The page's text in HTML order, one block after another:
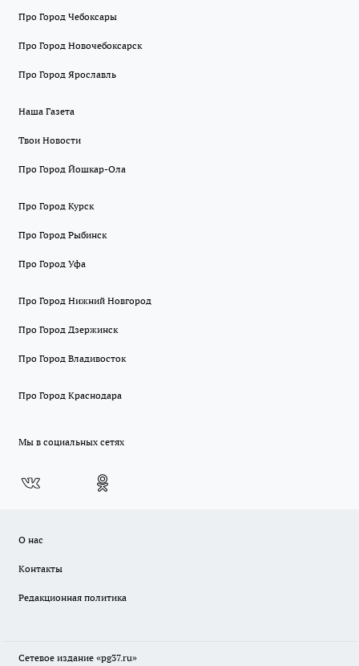
Про Город Чебоксары
Про Город Новочебоксарск
Про Город Ярославль
Наша Газета
Твои Новости
Про Город Йошкар-Ола
Про Город Курск
Про Город Рыбинск
Про Город Уфа
Про Город Нижний Новгород
Про Город Дзержинск
Про Город Владивосток
Про Город Краснодара
Мы в социальных сетях
О нас
Контакты
Редакционная политика
Сетевое издание «pg37.ru»